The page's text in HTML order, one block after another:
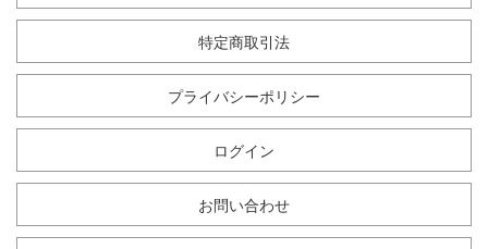
特定商取引法
プライバシーポリシー
ログイン
お問い合わせ